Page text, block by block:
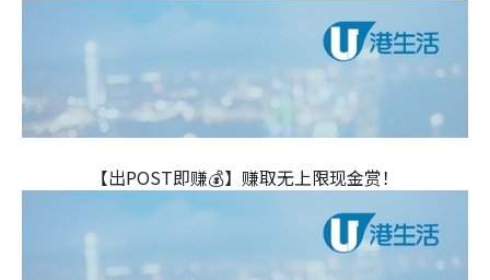
【出POST即赚💰】赚取无上限现金赏！